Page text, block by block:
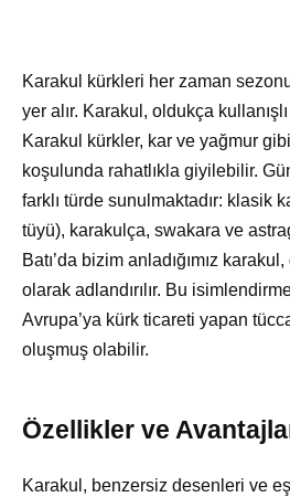
Karakul kürkleri her zaman
yer alır. Karakul, oldukça
Karakul kürkler, kar ve yağmur
koşulunda rahatlıkla giyilebilir.
farklı türde sunulmaktadır: klasik
tüyü), karakulça, swakara ve
Batı’da bizim anladığımız
olarak adlandırılır. Bu
Avrupa’ya kürk ticareti yapan
oluşmuş olabilir.
Özellikler ve
Karakul, benzersiz desenleri ve